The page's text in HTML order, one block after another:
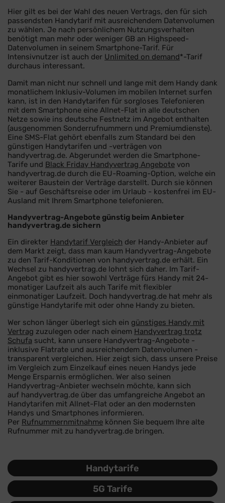
Hier gilt es bei der Wahl des neuen Vertrags, den für sich
passendsten Handytarif mit ausreichendem Datenvolumen
zu wählen. Je nach persönlichem Nutzungsverhalten
benötigt man mehr oder weniger GB an Highspeed-
Datenvolumen in seinem Smartphone-Tarif. Für
Intensivnutzer ist auch der Unlimited on demand*-Tarif
durchaus interessant.
Damit man nicht nur schnell und lange mit dem Handy dank
monatlichem Inklusiv-Volumen im mobilen Internet surfen
kann, ist in den Handytarifen für sorgloses Telefonieren
mit dem Smartphone eine Allnet-Flat in alle deutschen
Netze sowie ins deutsche Festnetz im Angebot enthalten
(ausgenommen Sonderrufnummern und Premiumdienste).
Eine SMS-Flat gehört ebenfalls zum Standard bei den
günstigen Handytarifen und -verträgen von
handyvertrag.de. Abgerundet werden die Smartphone-
Tarife und Black Friday Handyvertrag Angebote von
handyvertrag.de durch die EU-Roaming-Option, welche ein
weiterer Baustein der Verträge darstellt. Durch sie können
Sie - auf Geschäftsreise oder im Urlaub - kostenfrei im EU-
Ausland mit Ihrem Smartphone telefonieren.
Handyvertrag-Angebote günstig beim Anbieter
handyvertrag.de sichern
Ein direkter Handytarif Vergleich der Handy-Anbieter auf
dem Markt zeigt, dass man kaum Handyvertrag-Angebote
zu den Tarif-Konditionen von handyvertrag.de erhält. Ein
Wechsel zu handyvertrag.de lohnt sich daher. Im Tarif-
Angebot gibt es hier sowohl Verträge fürs Handy mit 24-
monatiger Laufzeit als auch Tarife mit flexibler
einmonatiger Laufzeit. Doch handyvertrag.de hat mehr als
günstige Handytarife mit oder ohne Handy zu bieten.
Wer schon länger überlegt sich ein günstiges Handy mit
Vertrag zuzulegen oder nach einem Handyvertrag trotz
Schufa sucht, kann unsere Handyvertrag-Angebote -
inklusive Flatrate und ausreichendem Datenvolumen -
transparent vergleichen. Hier zeigt sich, dass unsere Preise
im Vergleich zum Einzelkauf eines neuen Handys jede
Menge Ersparnis ermöglichen. Wer also seinen
Handyvertrag-Anbieter wechseln möchte, kann sich
auf handyvertrag.de über das umfangreiche Angebot an
Handytarifen mit Allnet-Flat oder an den modernsten
Handys und Smartphones informieren.
Per Rufnummernmitnahme können Sie bequem Ihre alte
Rufnummer mit zu handyvertrag.de bringen.
Handytarife
5G Tarife